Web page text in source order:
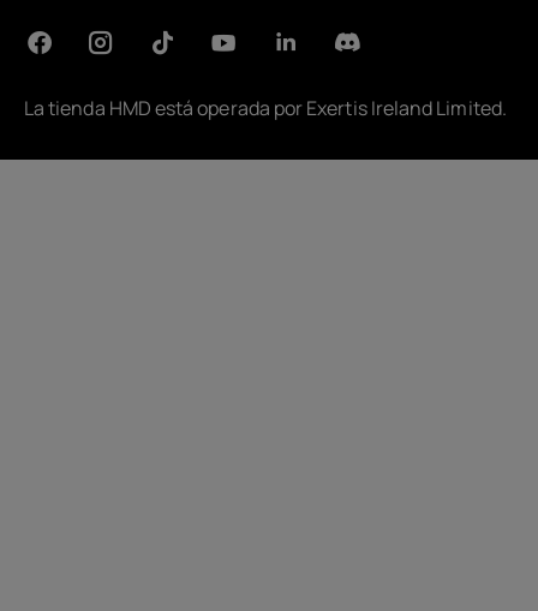
La tienda HMD está operada porExertis Ireland Limited.